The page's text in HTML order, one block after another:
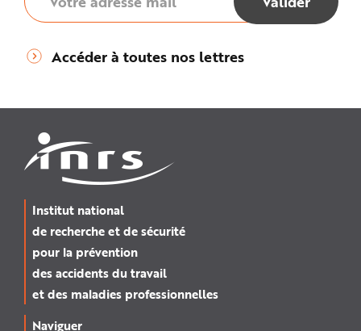
Accéder à toutes nos lettres
Institut national
de recherche et de sécurité
pour la prévention
des accidents du travail
et des maladies professionnelles
Naviguer